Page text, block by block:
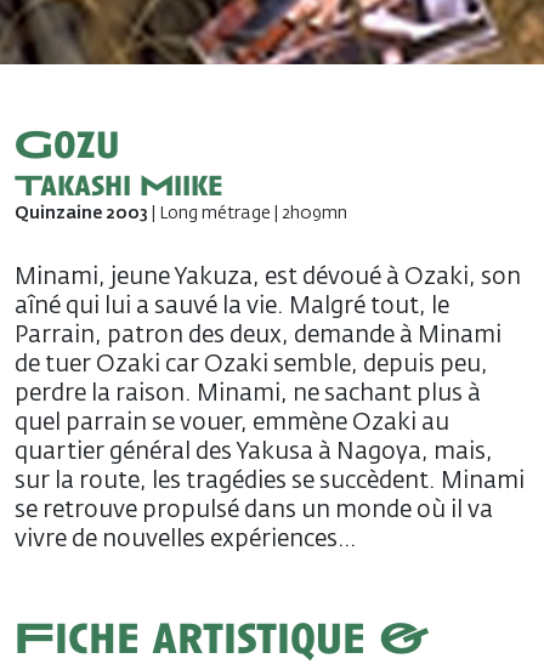
Gozu
Takashi Miike
Quinzaine 2003 | Long métrage | 2h09mn
Minami, jeune Yakuza, est dévoué à Ozaki, son
aîné qui lui a sauvé la vie. Malgré tout, le
Parrain, patron des deux, demande à Minami
de tuer Ozaki car Ozaki semble, depuis peu,
perdre la raison. Minami, ne sachant plus à
quel parrain se vouer, emmène Ozaki au
quartier général des Yakusa à Nagoya, mais,
sur la route, les tragédies se succèdent. Minami
se retrouve propulsé dans un monde où il va
vivre de nouvelles expériences…
Fiche artistique &